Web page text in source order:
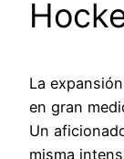
La
en gran
Un
misma